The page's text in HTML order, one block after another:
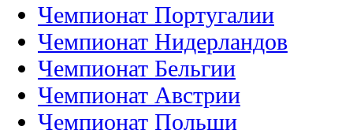
Чемпионат Португалии
Чемпионат Нидерландов
Чемпионат Бельгии
Чемпионат Австрии
Чемпионат Польши